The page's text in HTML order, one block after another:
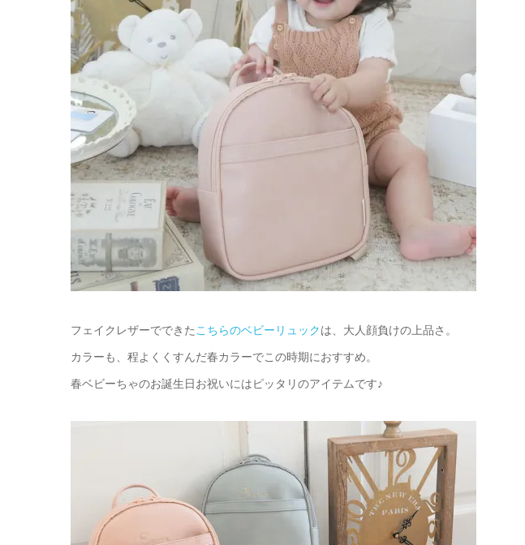
フェイクレザーでできたこちらのベビーリュックは、大人顔負けの上品さ。
カラーも、程よくくすんだ春カラーでこの時期におすすめ。
春ベビーちゃのお誕生日お祝いにはピッタリのアイテムです♪